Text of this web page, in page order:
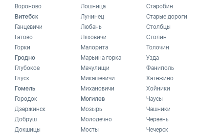
Вороново
Витебск
Ганцевичи
Гатово
Горки
Гродно
Глубокое
Глуск
Гомель
Городок
Дзержинск
Добруш
Докшицы
Лошница
Лунинец
Любань
Ляховичи
Малорита
Марьина горка
Мачулищи
Микашевичи
Михановичи
Могилев
Мозырь
Молодечно
Мосты
Старобин
Старые дороги
Столбцы
Столин
Толочин
Узда
Фаниполь
Хатежино
Хойники
Чаусы
Чашники
Червень
Чечерск